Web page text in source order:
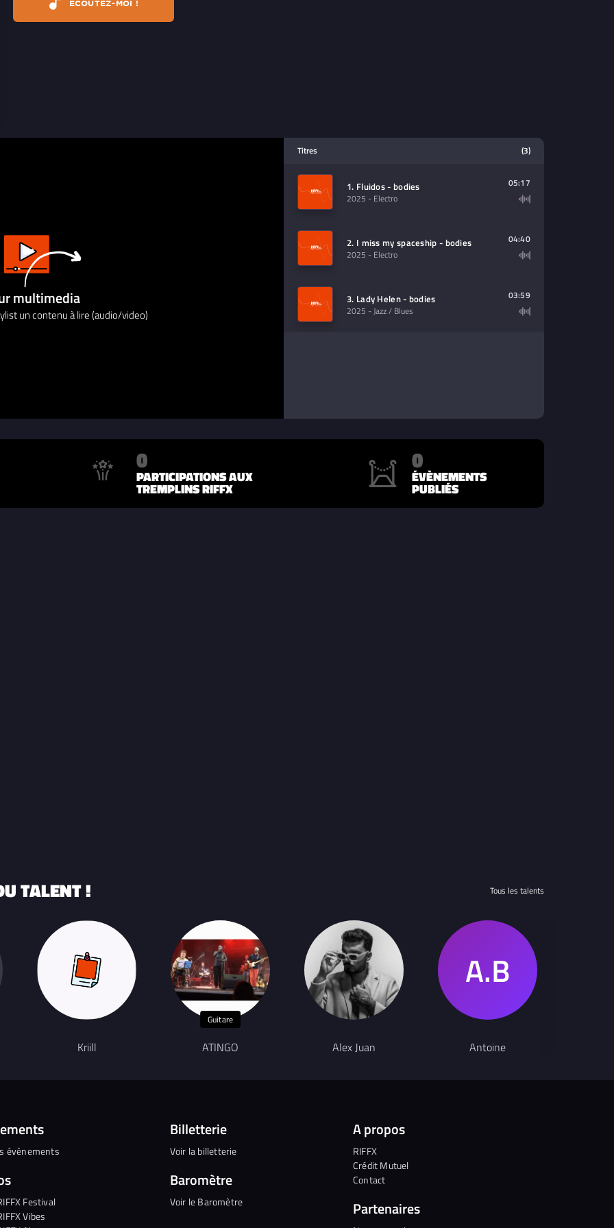
ÉCOUTEZ-MOI !
multimedia
un contenu à lire (audio/video)
Titres (3)
1. Fluidos - bodies
2025 - Electro
05:17
2. I miss my spaceship - bodies
2025 - Electro
04:40
3. Lady Helen - bodies
2025 - Jazz / Blues
03:59
0
PARTICIPATIONS AUX
TREMPLINS RIFFX
0
ÉVÈNEMENTS
PUBLIÉS
TALENT ! Tous les talents
Kriill
Guitare
ATINGO Alex Juan Antoine
évènements
Festival
Vibes
Billetterie
Voir la billetterie
Baromètre
Voir le Baromètre
A propos
RIFFX
Crédit Mutuel
Contact
Partenaires